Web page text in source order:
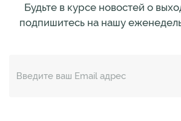
Будьте в курсе новостей о
подпишитесь на нашу